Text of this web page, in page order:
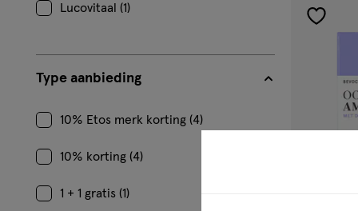
Lucovitaal (1)
Type aanbieding
10% Etos merk korting (4)
10% korting (4)
1 + 1 gratis (1)